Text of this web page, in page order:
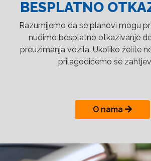
BESPLATNO
Razumijemo da se planovi mogu
nudimo besplatno otkazivanje
preuzimanja vozila. Ukoliko želite
prilagodićemo se
O nama